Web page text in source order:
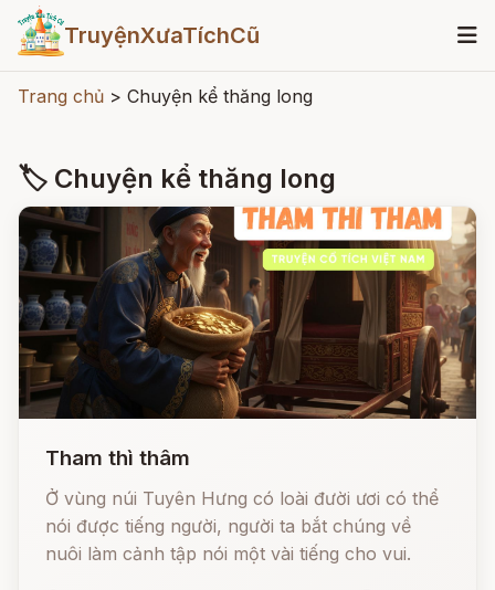
TruyệnXưaTíchCũ
Trang chủ > Chuyện kể thăng long
🏷 Chuyện kể thăng long
Tham thì thâm
Ở vùng núi Tuyên Hưng có loài đười ươi có thể
nói được tiếng người, người ta bắt chúng về
nuôi làm cảnh tập nói một vài tiếng cho vui.